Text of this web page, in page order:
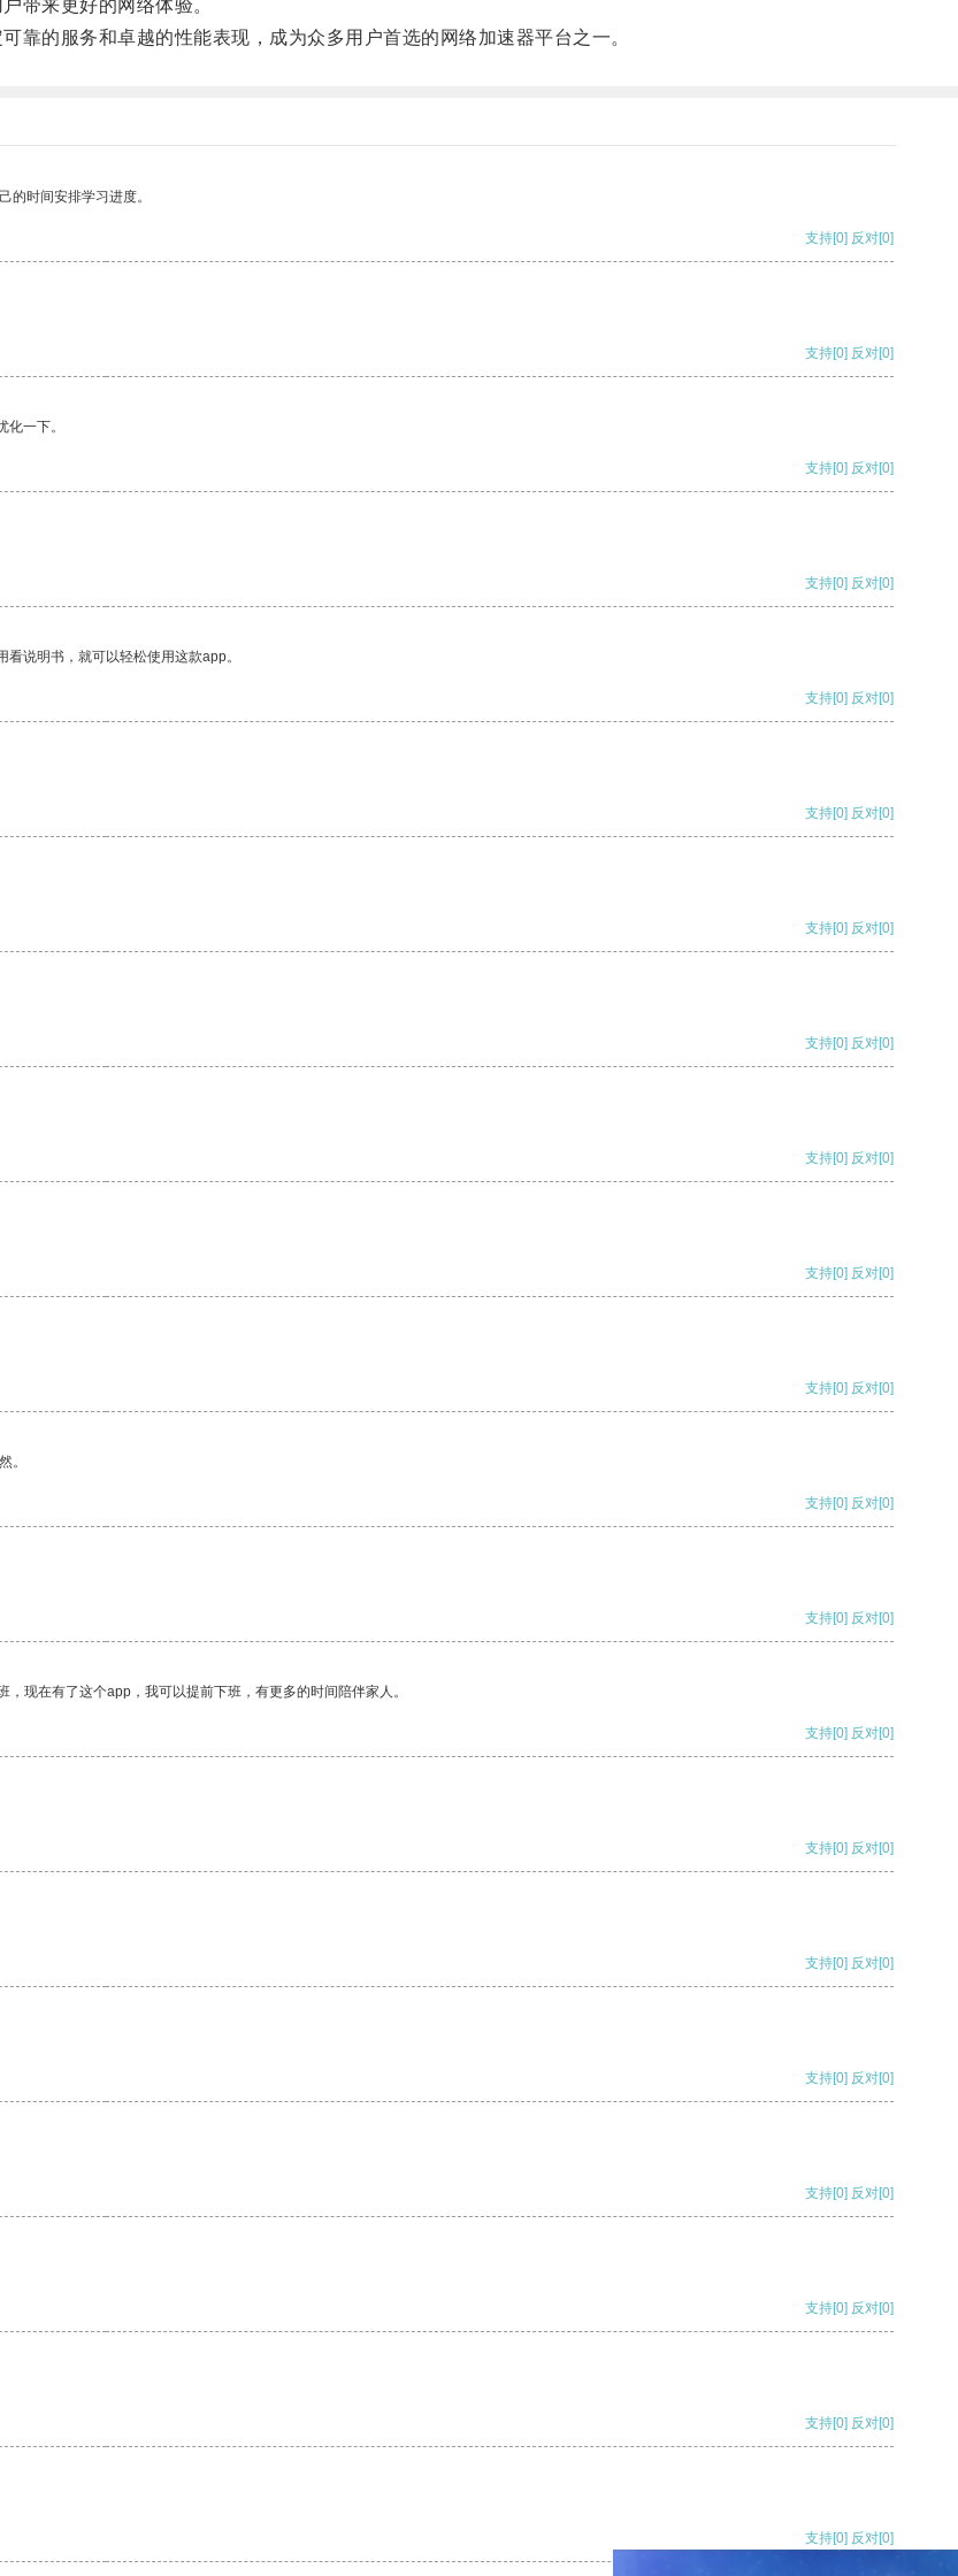
带来更好的网络体验。
的服务和卓越的性能表现，成为众多用户首选的网络加速器平台之一。
的时间安排学习进度。
支持[0] 反对[0]
支持[0] 反对[0]
一下。
支持[0] 反对[0]
支持[0] 反对[0]
说明书，就可以轻松使用这款app。
支持[0] 反对[0]
支持[0] 反对[0]
支持[0] 反对[0]
支持[0] 反对[0]
支持[0] 反对[0]
支持[0] 反对[0]
支持[0] 反对[0]
。
支持[0] 反对[0]
支持[0] 反对[0]
现在有了这个app，我可以提前下班，有更多的时间陪伴家人。
支持[0] 反对[0]
支持[0] 反对[0]
支持[0] 反对[0]
支持[0] 反对[0]
支持[0] 反对[0]
支持[0] 反对[0]
支持[0] 反对[0]
支持[0] 反对[0]